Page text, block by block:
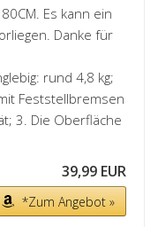
Es kann ein
Danke für
rund 4,8 kg;
Feststellbremsen
3. Die Oberfläche
39,99 EUR
*Zum Angebot »